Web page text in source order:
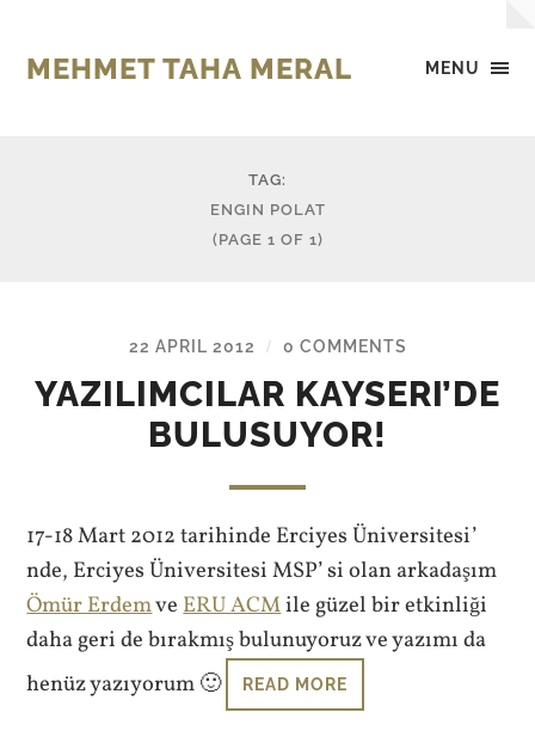
MENU
MEHMET TAHA MERAL
TAG:
ENGIN POLAT
(PAGE 1 OF 1)
22 APRIL 2012 / 0 COMMENTS
YAZILIMCILAR KAYSERI’DE
BULUSUYOR!
17-18 Mart 2012 tarihinde Erciyes Üniversitesi’
nde, Erciyes Üniversitesi MSP’ si olan arkadaşım
Ömür ErdemveERU ACMile güzel bir etkinliği
daha geri de bırakmış bulunuyoruz ve yazımı da
henüz yazıyorum 🙂
READ MORE